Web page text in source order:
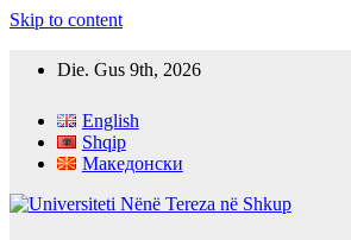
Skip to content
Die. Gus 9th, 2026
English
Shqip
Македонски